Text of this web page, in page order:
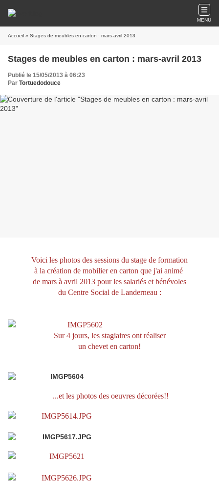
MENU
Accueil » Stages de meubles en carton : mars-avril 2013
Stages de meubles en carton : mars-avril 2013
Publié le 15/05/2013 à 06:23
Par Tortuedodouce
Voici les photos des sessions du stage de formation
à la création de mobilier en carton que j'ai animé
de mars à avril 2013 pour les salariés et bénévoles
du Centre Social de Landerneau :
Sur 4 jours, les stagiaires ont réaliser
un chevet en carton!
...et les photos des oeuvres décorées!!